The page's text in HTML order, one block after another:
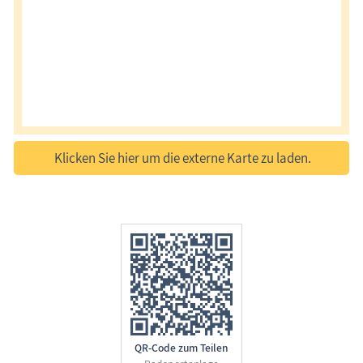
Klicken Sie hier um die externe Karte zu laden.
QR-Code zum Teilen